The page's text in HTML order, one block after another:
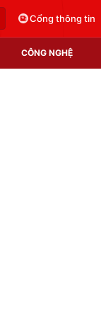
Cổng thông tin
CÔNG NGHỆ